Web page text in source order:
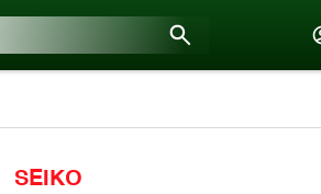
SEIKO